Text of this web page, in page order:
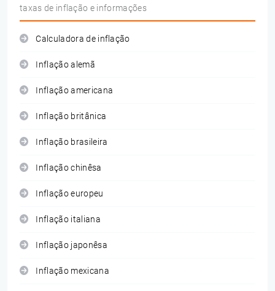
taxas de inflação e informações
Calculadora de inflação
Inflação alemã
Inflação americana
Inflação britânica
Inflação brasileira
Inflação chinêsa
Inflação europeu
Inflação italiana
Inflação japonêsa
Inflação mexicana